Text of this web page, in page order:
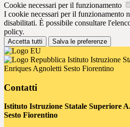
Cookie necessari per il funzionamento
I cookie necessari per il funzionamento
disabilitati. È possibile consultare
policy.
Accetta tutti Salva le preferenze
Istituto Istruzione
Enriques Agnoletti Sesto Fiorentino
Contatti
Istituto Istruzione Statale Superiore
Sesto Fiorentino